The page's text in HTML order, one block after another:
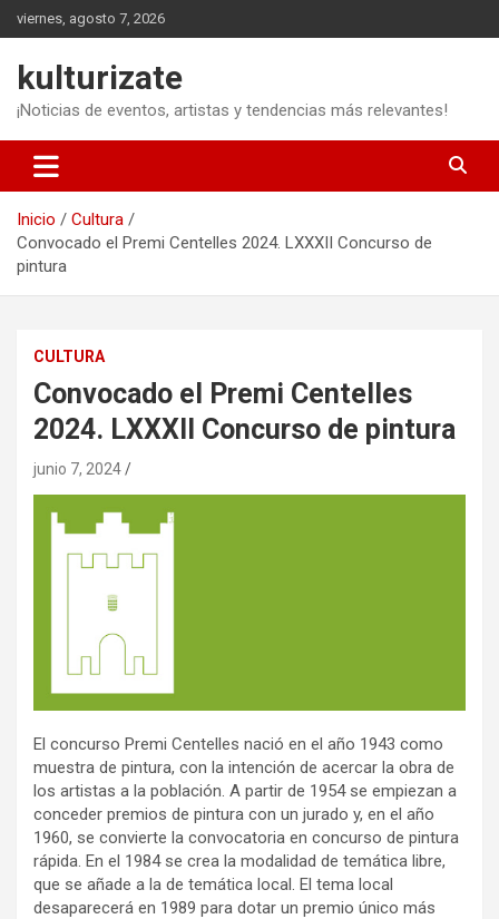
Saltar
al
viernes, agosto 7, 2026
kulturizate
¡Noticias de eventos, artistas y tendencias más relevantes!
Inicio
Cultura
Convocado el Premi Centelles 2024. LXXXII Concurso de
pintura
CULTURA
Convocado el Premi Centelles
2024. LXXXII Concurso de pintura
junio 7, 2024
El concurso Premi Centelles nació en el año 1943 como
muestra de pintura, con la intención de acercar la obra de
los artistas a la población. A partir de 1954 se empiezan a
conceder premios de pintura con un jurado y, en el año
1960, se convierte la convocatoria en concurso de pintura
rápida. En el 1984 se crea la modalidad de temática libre,
que se añade a la de temática local. El tema local
desaparecerá en 1989 para dotar un premio único más